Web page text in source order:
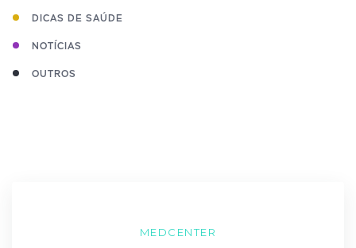
DICAS DE SAÚDE
NOTÍCIAS
OUTROS
MEDCENTER